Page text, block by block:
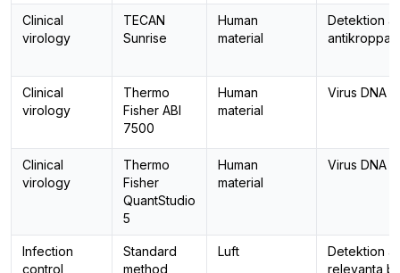
Clinical
virology
TECAN
Sunrise
Human
material
Detektion
antikroppar
Clinical
virology
Thermo
Fisher ABI
7500
Human
material
Virus DNA
Clinical
virology
Thermo
Fisher
QuantStudio
5
Human
material
Virus DNA
Infection
control
Standard
method
Luft
Detektion
relevanta